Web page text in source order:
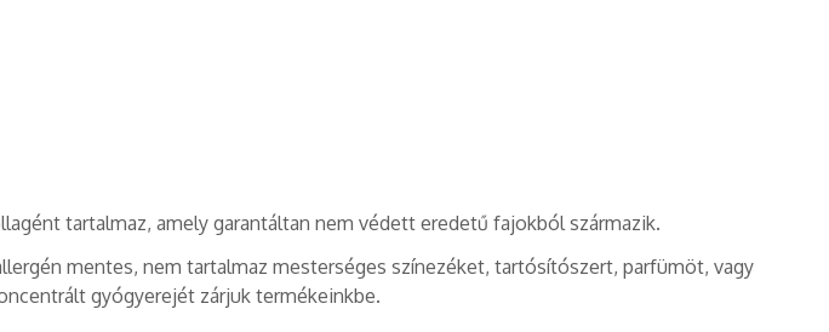
tartalmaz, amely garantáltan nem védett eredetű fajokból származik.
mentes, nem tartalmaz mesterséges színezéket, tartósítószert, parfümöt, vagy
gyógyerejét zárjuk termékeinkbe.